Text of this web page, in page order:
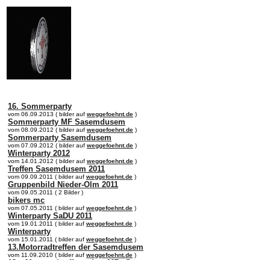
16. Sommerparty
vom 06.09.2013 ( bilder auf weggefoehnt.de )
Sommerparty MF Sasemdusem
vom 08.09.2012 ( bilder auf weggefoehnt.de )
Sommerparty Sasemdusem
vom 07.09.2012 ( bilder auf weggefoehnt.de )
Winterparty 2012
vom 14.01.2012 ( bilder auf weggefoehnt.de )
Treffen Sasemdusem 2011
vom 09.09.2011 ( bilder auf weggefoehnt.de )
Gruppenbild Nieder-Olm 2011
vom 09.05.2011 ( 2 Bilder )
bikers mc
vom 07.05.2011 ( bilder auf weggefoehnt.de )
Winterparty SaDU 2011
vom 19.01.2011 ( bilder auf weggefoehnt.de )
Winterparty
vom 15.01.2011 ( bilder auf weggefoehnt.de )
13.Motorradtreffen der Sasemdusem
vom 11.09.2010 ( bilder auf weggefoehnt.de )